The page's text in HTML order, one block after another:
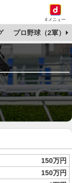
dメニュー
プロ野球（2軍）
150万円
150万円